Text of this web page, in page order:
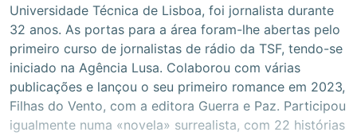
Universidade Técnica de Lisboa, foi jornalista durante
32 anos. As portas para a área foram-lhe abertas pelo
primeiro curso de jornalistas de rádio da TSF, tendo-se
iniciado na Agência Lusa. Colaborou com várias
publicações e lançou o seu primeiro romance em 2023,
Filhas do Vento, com a editora Guerra e Paz. Participou
igualmente numa «novela» surrealista, com 22 histórias